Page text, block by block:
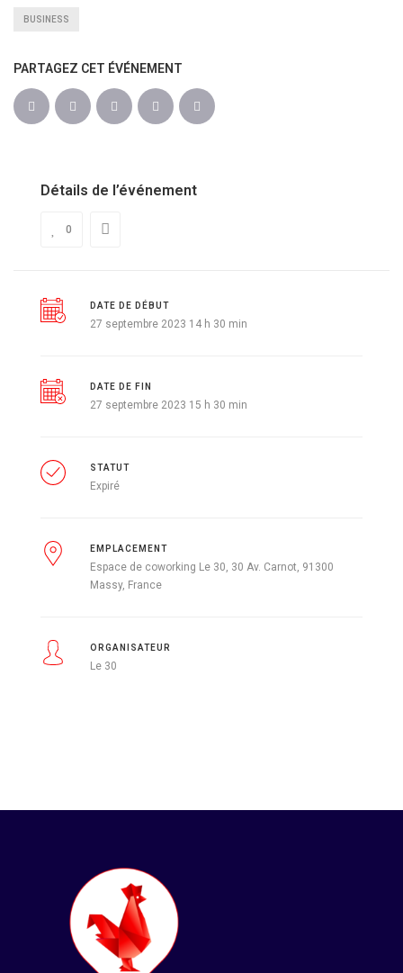
BUSINESS
PARTAGEZ CET ÉVÉNEMENT
Détails de l’événement
0
DATE DE DÉBUT
27 septembre 2023 14 h 30 min
DATE DE FIN
27 septembre 2023 15 h 30 min
STATUT
Expiré
EMPLACEMENT
Espace de coworking Le 30, 30 Av. Carnot, 91300
Massy, France
ORGANISATEUR
Le 30